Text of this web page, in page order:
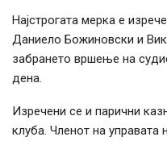
Најстрогата мерка е
Даниело Божиновски и
забрането вршење на
дена.
Изречени се и парични
клуба. Членот на